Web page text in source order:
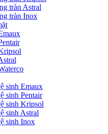
tràn Astral
tràn Inox
sinh Emaux
sinh Pentair
sinh Kripsol
sinh Astral
sinh Inox